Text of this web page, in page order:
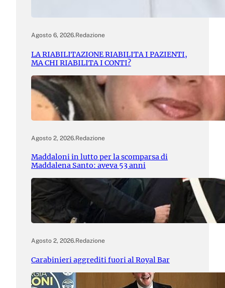
Agosto 6, 2026.Redazione
LA RIABILITAZIONE RIABILITA I PAZIENTI,
MA CHI RIABILITA I CONTI?
Agosto 2, 2026.Redazione
Maddaloni in lutto per la scomparsa di
Maddalena Santo: aveva 53 anni
Agosto 2, 2026.Redazione
Carabinieri aggrediti fuori al Royal Bar